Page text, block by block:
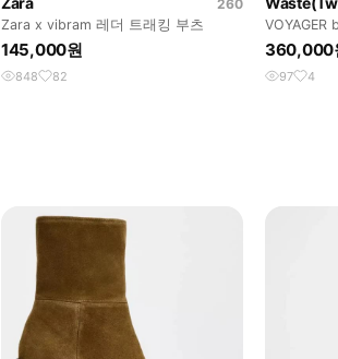
260
Zara x vibram 레더 트래킹 부츠
145,000원
848 82
VOYAGER
커
360,000
97 4